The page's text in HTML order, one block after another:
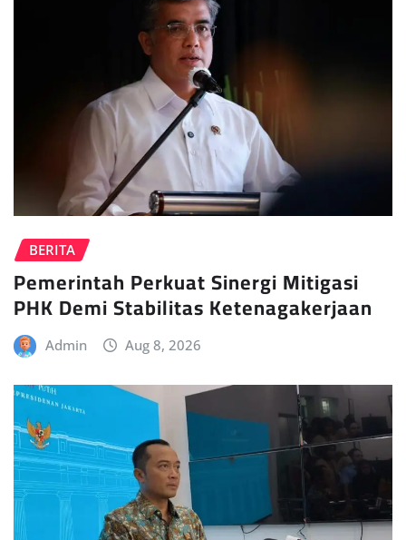
BERITA
Pemerintah Perkuat Sinergi Mitigasi
PHK Demi Stabilitas Ketenagakerjaan
Admin Aug 8, 2026